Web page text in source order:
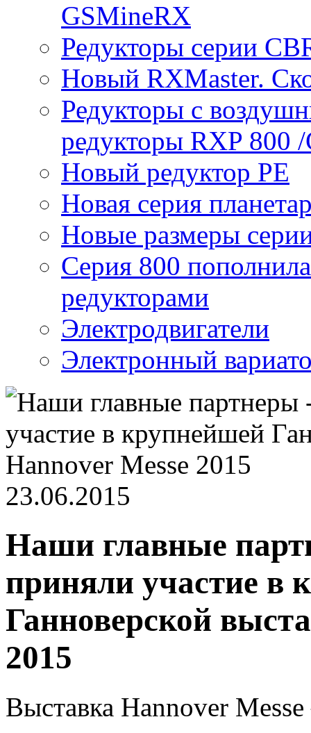
GSMineRX
Редукторы серии
Новый RXMaster.
Редукторы с
редукторы RXP 800
Новый редуктор PE
Новая серия
Новые размеры
Серия 800
редукторами
Электродвигатели
Электронный
23.06.2015
Наши главные
приняли участие в
Ганноверской
2015
Выставка Hannover